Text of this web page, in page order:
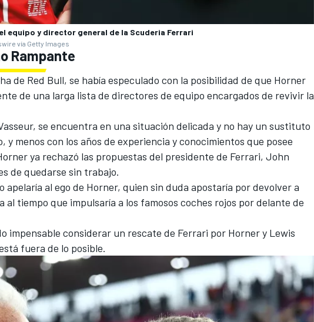
equipo y director general de la Scuderia Ferrari
vía Getty Images
Rampante
de Red Bull, se había especulado con la posibilidad de que Horner
de una larga lista de directores de equipo encargados de revivir la
se encuentra en una situación delicada y no hay un sustituto
y menos con los años de experiencia y conocimientos que posee
ya rechazó las propuestas del presidente de Ferrari, John
de quedarse sin trabajo.
apelaría al ego de Horner, quien sin duda apostaría por devolver a
al tiempo que impulsaría a los famosos coches rojos por delante de
impensable considerar un rescate de Ferrari por Horner y Lewis
fuera de lo posible.